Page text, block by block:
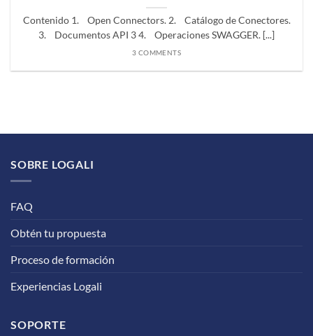
Contenido 1. Open Connectors. 2. Catálogo de Conectores.
3. Documentos API 3 4. Operaciones SWAGGER. [...]
3 COMMENTS
SOBRE LOGALI
FAQ
Obtén tu propuesta
Proceso de formación
Experiencias Logali
SOPORTE